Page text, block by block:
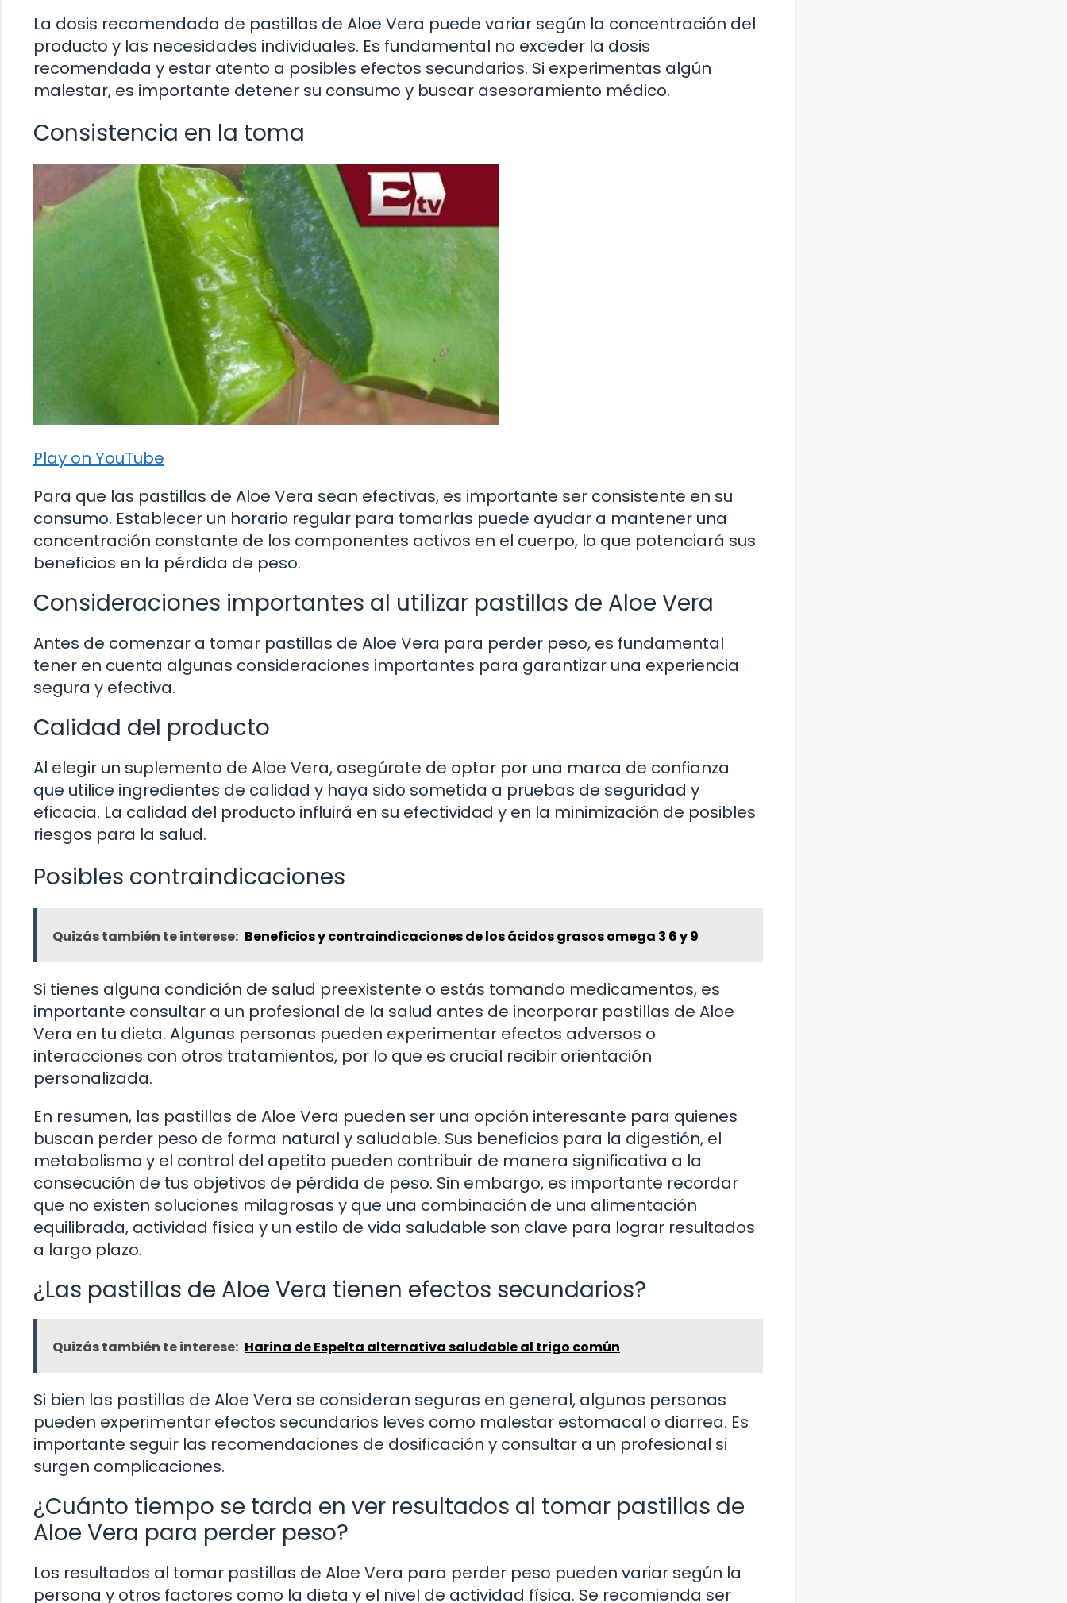
La dosis recomendada de pastillas de Aloe Vera puede variar según la concentración del
producto y las necesidades individuales. Es fundamental no exceder la dosis
recomendada y estar atento a posibles efectos secundarios. Si experimentas algún
malestar, es importante detener su consumo y buscar asesoramiento médico.
Consistencia en la toma
Play on YouTube
Para que las pastillas de Aloe Vera sean efectivas, es importante ser consistente en su
consumo. Establecer un horario regular para tomarlas puede ayudar a mantener una
concentración constante de los componentes activos en el cuerpo, lo que potenciará sus
beneficios en la pérdida de peso.
Consideraciones importantes al utilizar pastillas de Aloe Vera
Antes de comenzar a tomar pastillas de Aloe Vera para perder peso, es fundamental
tener en cuenta algunas consideraciones importantes para garantizar una experiencia
segura y efectiva.
Calidad del producto
Al elegir un suplemento de Aloe Vera, asegúrate de optar por una marca de confianza
que utilice ingredientes de calidad y haya sido sometida a pruebas de seguridad y
eficacia. La calidad del producto influirá en su efectividad y en la minimización de posibles
riesgos para la salud.
Posibles contraindicaciones
Quizás también te interese: Beneficios y contraindicaciones de los ácidos grasos omega 3 6 y 9
Si tienes alguna condición de salud preexistente o estás tomando medicamentos, es
importante consultar a un profesional de la salud antes de incorporar pastillas de Aloe
Vera en tu dieta. Algunas personas pueden experimentar efectos adversos o
interacciones con otros tratamientos, por lo que es crucial recibir orientación
personalizada.
En resumen, las pastillas de Aloe Vera pueden ser una opción interesante para quienes
buscan perder peso de forma natural y saludable. Sus beneficios para la digestión, el
metabolismo y el control del apetito pueden contribuir de manera significativa a la
consecución de tus objetivos de pérdida de peso. Sin embargo, es importante recordar
que no existen soluciones milagrosas y que una combinación de una alimentación
equilibrada, actividad física y un estilo de vida saludable son clave para lograr resultados
a largo plazo.
¿Las pastillas de Aloe Vera tienen efectos secundarios?
Quizás también te interese: Harina de Espelta alternativa saludable al trigo común
Si bien las pastillas de Aloe Vera se consideran seguras en general, algunas personas
pueden experimentar efectos secundarios leves como malestar estomacal o diarrea. Es
importante seguir las recomendaciones de dosificación y consultar a un profesional si
surgen complicaciones.
¿Cuánto tiempo se tarda en ver resultados al tomar pastillas de
Aloe Vera para perder peso?
Los resultados al tomar pastillas de Aloe Vera para perder peso pueden variar según la
persona y otros factores como la dieta y el nivel de actividad física. Se recomienda ser